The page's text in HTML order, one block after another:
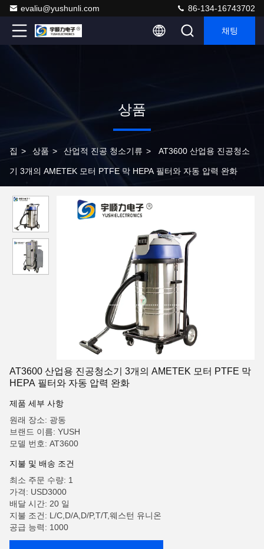
evaliu@yushunli.com 86-134-16743702
채팅
상품
집 > 상품 > 산업적 진공 청소기류 > AT3600 산업용 진공청소
기 3개의 AMETEK 모터 PTFE 막 HEPA 필터와 자동 압력 완화
AT3600 산업용 진공청소기 3개의 AMETEK 모터 PTFE 막
HEPA 필터와 자동 압력 완화
제품 세부 사항
원래 장소: 광동
브랜드 이름: YUSH
모델 번호: AT3600
지불 및 배송 조건
최소 주문 수량: 1
가격: USD3000
배달 시간: 20 일
지불 조건: L/C,D/A,D/P,T/T,웨스턴 유니온
공급 능력: 1000